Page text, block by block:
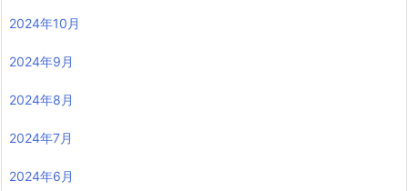
2024年10月
2024年9月
2024年8月
2024年7月
2024年6月